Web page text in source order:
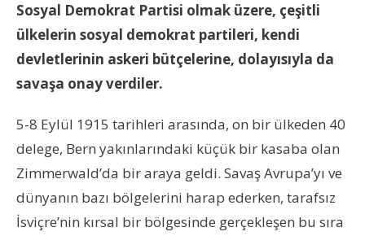
Sosyal Demokrat Partisi olmak üzere, çeşitli
ülkelerin sosyal demokrat partileri, kendi
devletlerinin askeri bütçelerine, dolayısıyla da
savaşa onay verdiler.
5-8 Eylül 1915 tarihleri ​​arasında, on bir ülkeden 40
delege, Bern yakınlarındaki küçük bir kasaba olan
Zimmerwald’da bir araya geldi. Savaş Avrupa’yı ve
dünyanın bazı bölgelerini harap ederken, tarafsız
İsviçre’nin kırsal bir bölgesinde gerçekleşen bu sıra